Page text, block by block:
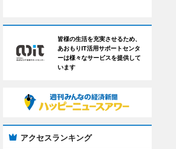
皆様の生活を充実させるため、
あおもりIT活用サポートセンタ
ーは様々なサービスを提供して
います
アクセスランキング